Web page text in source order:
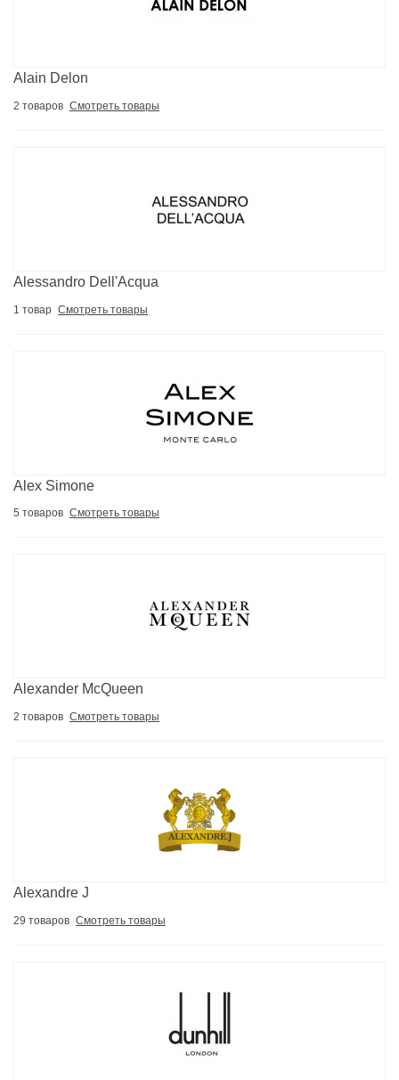
Alain Delon
2 товаров Смотреть товары
Alessandro Dell'Acqua
1 товар Смотреть товары
Alex Simone
5 товаров Смотреть товары
Alexander McQueen
2 товаров Смотреть товары
Alexandre J
29 товаров Смотреть товары